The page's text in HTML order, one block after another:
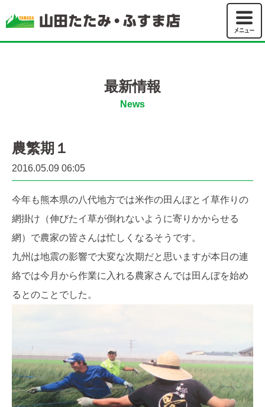
山田た
最新情報
News
農繁期１
2016.05.09 06:05
今年も熊本県の八代地方では米作の田んぼとイ草作りの
網掛け（伸びたイ草が倒れないように寄りかからせる
網）で農家の皆さんは忙しくなるそうです。
九州は地震の影響で大変な次期だと思いますが本日の連
絡では今月から作業に入れる農家さんでは田んぼを始め
るとのことでした。